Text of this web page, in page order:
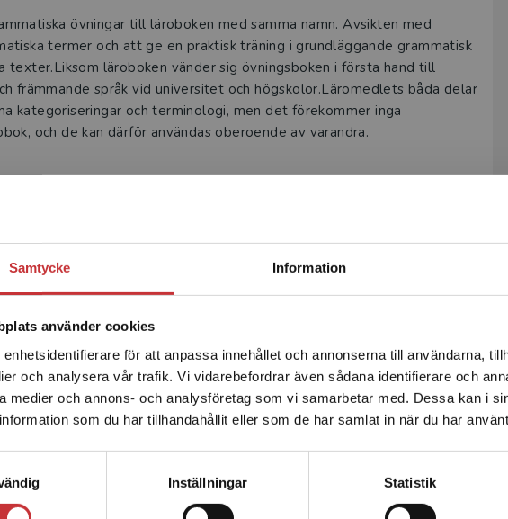
Samtycke Information
använder cookies
enhetsidentifierare för att anpassa innehållet och annonserna till användarna,
och analysera vår trafik. Vi vidarebefordrar även sådana identifierare och
medier och annons- och analysföretag som vi samarbetar med. Dessa kan i
som du har tillhandahållit eller som de har samlat in när du har
Inställningar Statistik
Begränsad fraktregion
Det verkar som att du besöker studentlitteratur.se via en
enhet utanför Sverige. Vi erbjuder inte leveranser utanför
Sverige. För att kunna slutföra ett köp måste
leveransadressen vara i Sverige.Läs mer
övningar till läroboken med samma namn. Avsikten med
termer och att ge en praktisk träning i grundläggande grammatisk
texter.Liksom läroboken vänder sig övningsboken i första hand till
främmande språk vid universitet och högskolor.Läromedlets båda delar
kategoriseringar och terminologi, men det förekommer inga
och de kan därför användas oberoende av varandra.
Författare